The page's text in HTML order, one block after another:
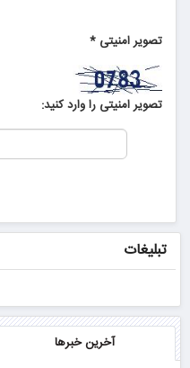
تصویر امنیتی *
تصویر امنیتی را وارد کنید:
تبلیغات
آخرین خبرها